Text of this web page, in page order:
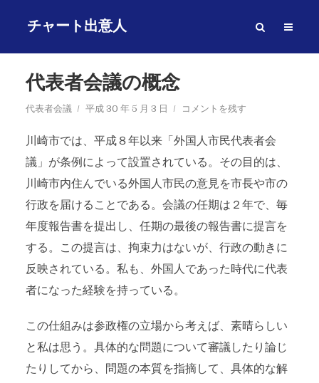
チャート出意人
代表者会議の概念
代表者会議 平成 30 年 5 月 3 日 コメントを残す
川崎市では、平成８年以来「外国人市民代表者会
議」が条例によって設置されている。その目的は、
川崎市内住んでいる外国人市民の意見を市長や市の
行政を届けることである。会議の任期は２年で、毎
年度報告書を提出し、任期の最後の報告書に提言を
する。この提言は、拘束力はないが、行政の動きに
反映されている。私も、外国人であった時代に代表
者になった経験を持っている。
この仕組みは参政権の立場から考えば、素晴らしい
と私は思う。具体的な問題について審議したり論じ
たりしてから、問題の本質を指摘して、具体的な解